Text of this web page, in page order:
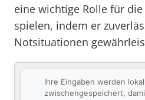
eine wichtige Rolle für
spielen, indem er
Notsituationen
Ihre Eingaben werden
zwischengespeichert,